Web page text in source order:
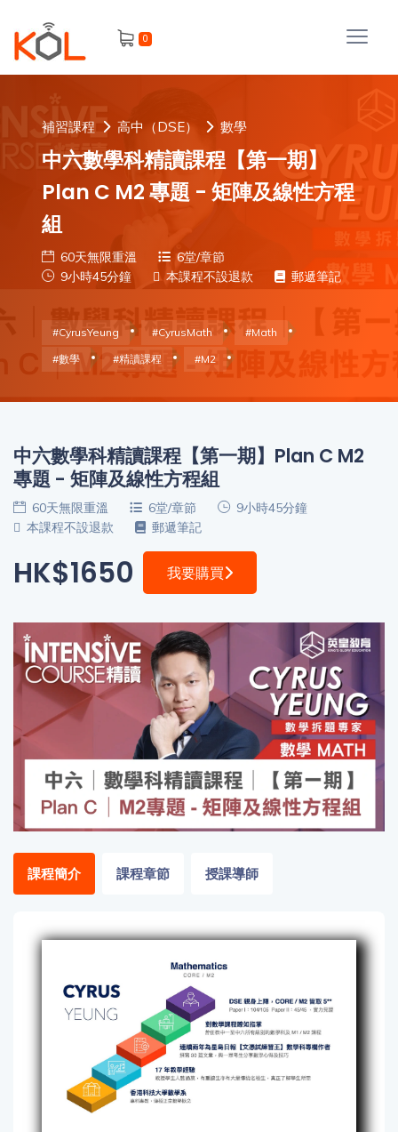
0
進
階
搜
程
備
考
導
師
格
免費
(19)
收費
選
項
「同
時符
合所
有標
籤」
搜尋
篩選結果
我
的
優
設
密
碼
登出
補習課程 高中（DSE） 數學
中六數學科精讀課程【第一期】
Plan C M2 專題 - 矩陣及線性方程
組
60天無限重溫
6堂/章節
9小時45分鐘
本課程不設退款 郵遞筆記
#CyrusYeung #CyrusMath
#Math
#數學
#精讀課程 #M2
中六數學科精讀課程【第一期】Plan C M2
專題 - 矩陣及線性方程組
60天無限重溫 6堂/章節
9小時45分鐘
本課程不設退款
郵遞筆記
HK$1650 我要購買
課程簡介 課程章節 授課導師